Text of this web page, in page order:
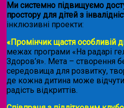
Ми системно підвищуємо
простору для дітей з
інклюзивні проекти:
«Промінчик щастя особливій
межах програми «На радарі
Здоров’я». Мета – створення
середовища для розвитку,
де кожна дитина може
радість відкриттів.